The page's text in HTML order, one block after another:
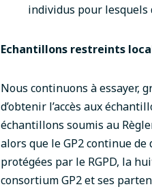
individus pour lesquels
Echantillons restreints
Nous continuons à essayer,
d’obtenir l’accès aux
échantillons soumis au
alors que le GP2 continue
protégées par le RGPD, la
consortium GP2 et ses